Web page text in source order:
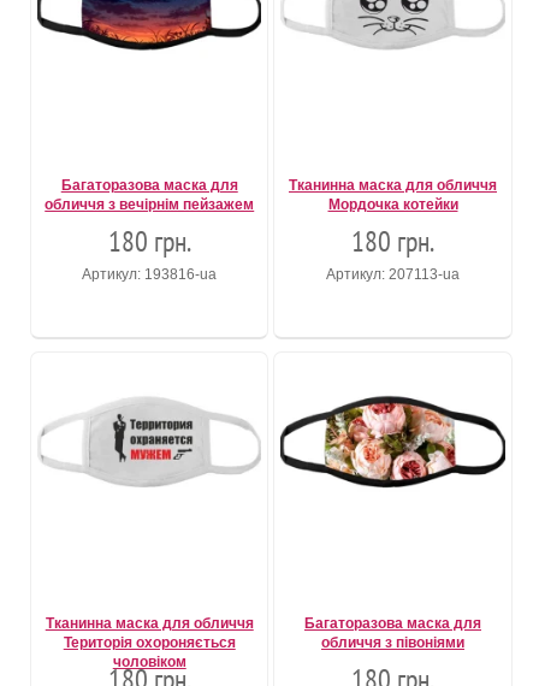
Багаторазова маска для
обличчя з вечірнім пейзажем
180 грн.
Артикул: 193816-ua
Тканинна маска для обличчя
Мордочка котейки
180 грн.
Артикул: 207113-ua
Тканинна маска для обличчя
Територія охороняється
чоловіком
Багаторазова маска для
обличчя з півоніями